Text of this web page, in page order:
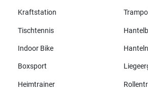
Kraftstation
Tischtennis
Indoor Bike Hanteln
Boxsport
Heimtrainer